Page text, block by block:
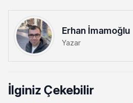
Erhan İmamoğlu
Yazar
İlginiz Çekebilir